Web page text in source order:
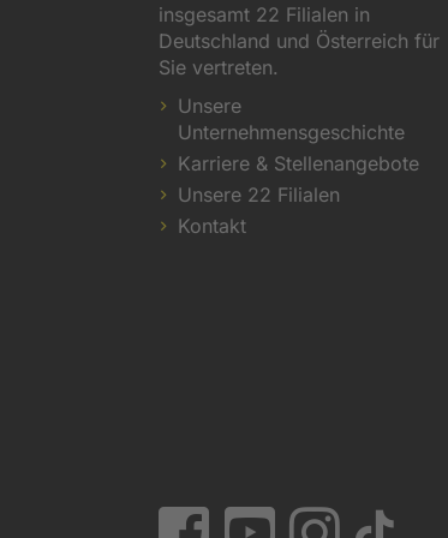
insgesamt 22 Filialen in
Deutschland und Österreich für
Sie vertreten.
Unsere
Unternehmensgeschichte
Karriere & Stellenangebote
Unsere 22 Filialen
Kontakt